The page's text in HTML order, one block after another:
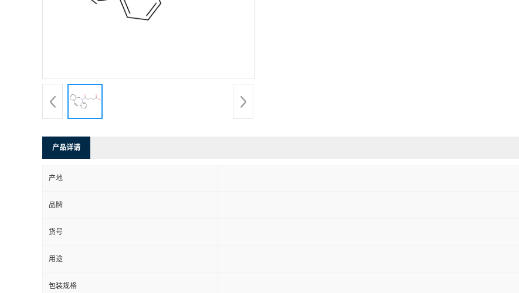
产品详请
产地
品牌
货号
用途
包装规格